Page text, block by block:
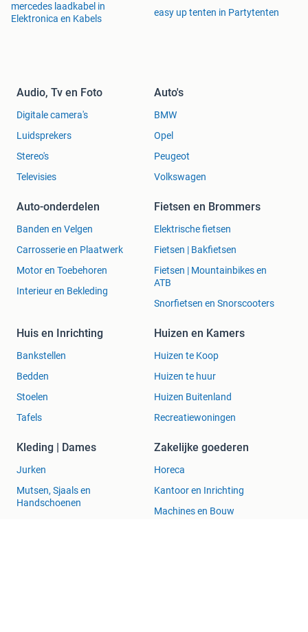
mercedes laadkabel in
Elektronica en Kabels
easy up tenten in Partytenten
Audio, Tv en Foto
Digitale camera's
Luidsprekers
Stereo's
Televisies
Auto's
BMW
Opel
Peugeot
Volkswagen
Auto-onderdelen
Banden en Velgen
Carrosserie en Plaatwerk
Motor en Toebehoren
Interieur en Bekleding
Fietsen en Brommers
Elektrische fietsen
Fietsen | Bakfietsen
Fietsen | Mountainbikes en
ATB
Snorfietsen en Snorscooters
Huis en Inrichting
Bankstellen
Bedden
Stoelen
Tafels
Huizen en Kamers
Huizen te Koop
Huizen te huur
Huizen Buitenland
Recreatiewoningen
Kleding | Dames
Jurken
Mutsen, Sjaals en
Handschoenen
Zakelijke goederen
Horeca
Kantoor en Inrichting
Machines en Bouw